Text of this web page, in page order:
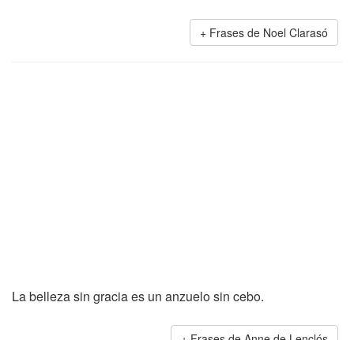
Frases de Noel Clarasó
La belleza sin gracia es un anzuelo sin cebo.